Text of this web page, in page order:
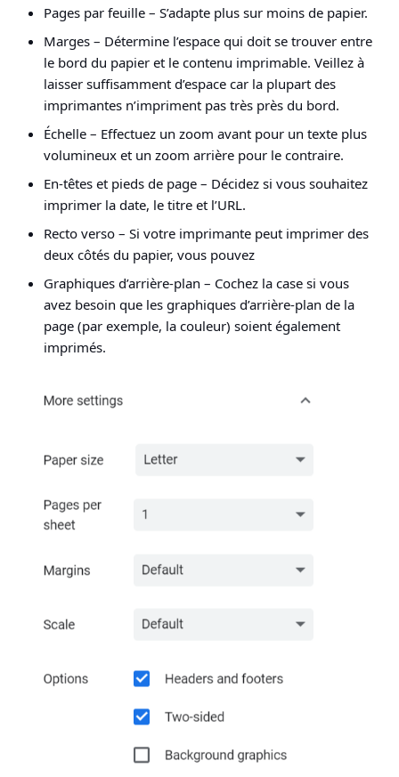
Pages par feuille– S’adapte plus sur moins de papier.
Marges– Détermine l’espace qui doit se trouver entre
le bord du papier et le contenu imprimable. Veillez à
laisser suffisamment d’espace car la plupart des
imprimantes n’impriment pas très près du bord.
Échelle– Effectuez un zoom avant pour un texte plus
volumineux et un zoom arrière pour le contraire.
En-têtes et pieds de page– Décidez si vous souhaitez
imprimer la date, le titre et l’URL.
Recto verso– Si votre imprimante peut imprimer des
deux côtés du papier, vous pouvez
Graphiques d’arrière-plan – Cochez la case si vous
avez besoin que les graphiques d’arrière-plan de la
page (par exemple, la couleur) soient également
imprimés.